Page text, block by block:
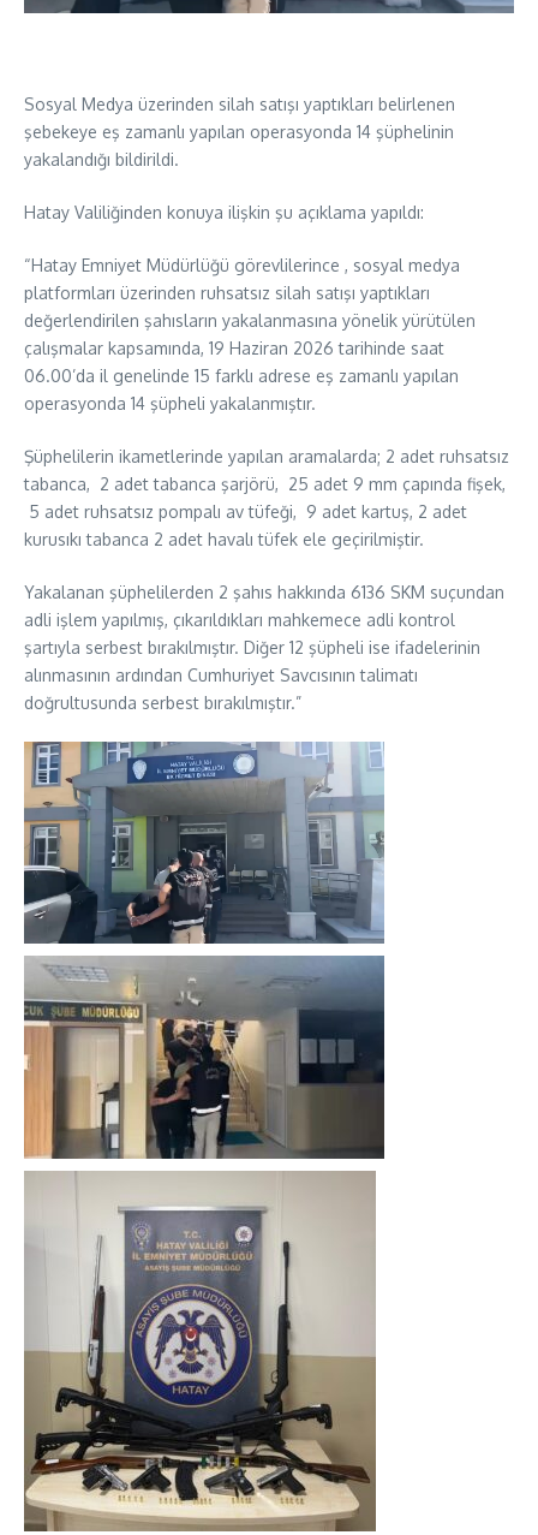
Sosyal Medya üzerinden silah satışı yaptıkları belirlenen
şebekeye eş zamanlı yapılan operasyonda 14 şüphelinin
yakalandığı bildirildi.
Hatay Valiliğinden konuya ilişkin şu açıklama yapıldı:
“Hatay Emniyet Müdürlüğü görevlilerince , sosyal medya
platformları üzerinden ruhsatsız silah satışı yaptıkları
değerlendirilen şahısların yakalanmasına yönelik yürütülen
çalışmalar kapsamında, 19 Haziran 2026 tarihinde saat
06.00’da il genelinde 15 farklı adrese eş zamanlı yapılan
operasyonda 14 şüpheli yakalanmıştır.
Şüphelilerin ikametlerinde yapılan aramalarda; 2 adet ruhsatsız
tabanca, 2 adet tabanca şarjörü, 25 adet 9 mm çapında fişek,
5 adet ruhsatsız pompalı av tüfeği, 9 adet kartuş, 2 adet
kurusıkı tabanca 2 adet havalı tüfek ele geçirilmiştir.
Yakalanan şüphelilerden 2 şahıs hakkında 6136 SKM suçundan
adli işlem yapılmış, çıkarıldıkları mahkemece adli kontrol
şartıyla serbest bırakılmıştır. Diğer 12 şüpheli ise ifadelerinin
alınmasının ardından Cumhuriyet Savcısının talimatı
doğrultusunda serbest bırakılmıştır.”